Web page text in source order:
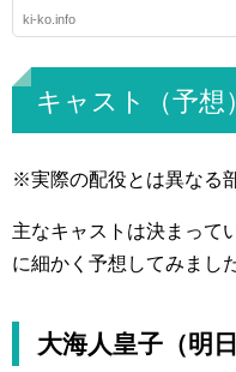
ki-ko.info
キャスト（予想）
※実際の配役とは異なる
主なキャストは決まって
に細かく予想してみまし
大海人皇子（明